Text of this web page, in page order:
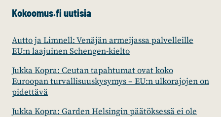
Kokoomus.fi uutisia
Autto ja Limnell: Venäjän armeijassa palvelleille
EU:n laajuinen Schengen-kielto
Jukka Kopra: Ceutan tapahtumat ovat koko
Euroopan turvallisuuskysymys – EU:n ulkorajojen on
pidettävä
Jukka Kopra: Garden Helsingin päätöksessä ei ole